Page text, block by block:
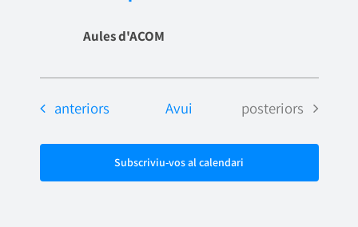
Aules d'ACOM
Esdeveniments
anteriors Avui Esdeveniments
posteriors
Subscriviu-vos al calendari